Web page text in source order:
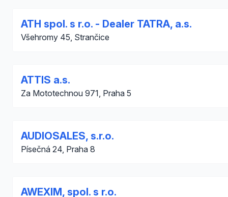
ATH spol. s r.o. - Dealer TATRA, a.s.
Všehromy 45, Strančice
ATTIS a.s.
Za Mototechnou 971, Praha 5
AUDIOSALES, s.r.o.
Písečná 24, Praha 8
AWEXIM, spol. s r.o.